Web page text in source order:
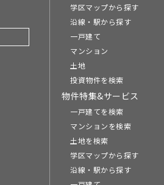
学区マップから探す
沿線・駅から探す
一戸建て
マンション
土地
投資物件を検索
物件特集&サービス
一戸建てを検索
マンションを検索
土地を検索
学区マップから探す
沿線・駅から探す